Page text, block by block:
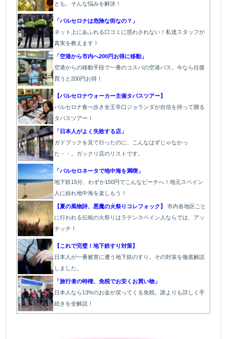
とも。そんな悩みを解決！
「バルセロナは危険な街なの？」
ネット上にあふれる口コミに惑わされない！私達スタッフが
真実を教えます！
「空港から市内へ200円お得に移動」
空港からの移動手段で一番のコスパの空港バス。今なら往復
買うと200円お得！
【バルセロナウォーカー主催タパスツアー】
バルセロナ食べ歩き女王辛口ジョランダが自信を持って贈る
タパスツアー！
「日本人がよく失敗する店」
ガドブックを見て行ったのに、こんなはずじゃなかっ
た・・。ガックリ店のリストです。
「バルセロネータで地中海を満喫」
地下鉄15分、わずか150円でこんなビーチへ！地元スペイン
人に紛れ地中海を楽しもう！
【夏の風物詩、悪魔の火祭りコレフォック】
市内各地区ごと
に行われる伝統の火祭りはラテンスペイン人ならでは、アッ
チッチ！
【これで完璧！地下鉄すり対策】
日本人が一番被害に遭う地下鉄のすり。その対策を徹底解説
しました。
「旅行者の特権、免税でお安くお買い物」
日本人なら13%のお金が戻ってくる免税。誰よりも詳しく手
続きを全解説！